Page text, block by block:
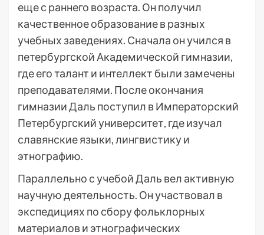
еще с раннего возраста. Он получил
качественное образование в разных
учебных заведениях. Сначала он учился в
петербургской Академической гимназии,
где его талант и интеллект были замечены
преподавателями. После окончания
гимназии Даль поступил в Императорский
Петербургский университет, где изучал
славянские языки, лингвистику и
этнографию.
Параллельно с учебой Даль вел активную
научную деятельность. Он участвовал в
экспедициях по сбору фольклорных
материалов и этнографических